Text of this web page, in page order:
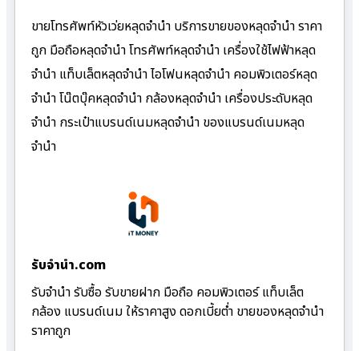
ขายโทรศัพท์หัวเว่ยหลุดจำนำ บริการขายของหลุดจำนำ ราคา
ถูก มือถือหลุดจำนำ โทรศัพท์หลุดจำนำ เครื่องใช้ไฟฟ้าหลุด
จำนำ แท็บเล็ตหลุดจำนำ ไอโฟนหลุดจำนำ คอมพิวเตอร์หลุด
จำนำ โน๊ตบุ๊คหลุดจำนำ กล้องหลุดจำนำ เครื่องประดับหลุด
จำนำ กระเป๋าแบรนด์เนมหลุดจำนำ ของแบรนด์เนมหลุด
จำนำ
รับจํานํา.com
รับจำนำ รับซื้อ รับขายฝาก มือถือ คอมพิวเตอร์ แท็บเล็ต
กล้อง แบรนด์เนม ให้ราคาสูง ดอกเบี้ยต่ำ ขายของหลุดจำนำ
ราคาถูก